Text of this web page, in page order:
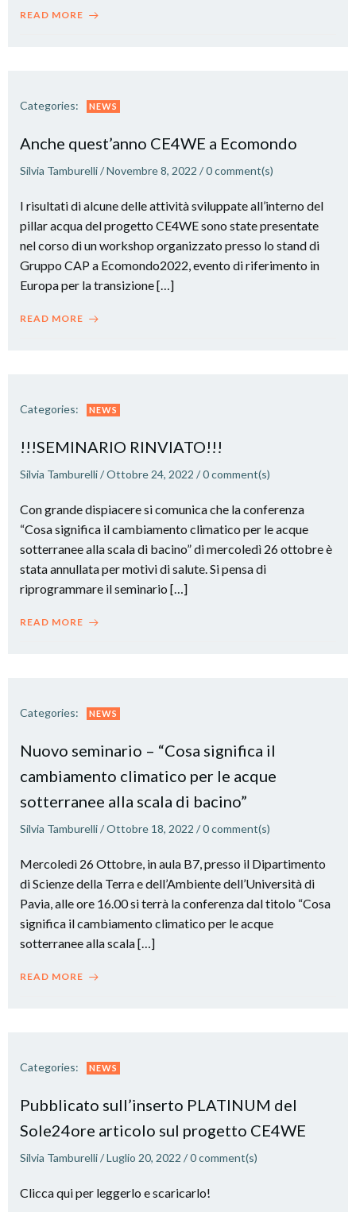
READ MORE
Categories: NEWS
Anche quest’anno CE4WE a Ecomondo
Silvia Tamburelli/Novembre 8, 2022 /0comment(s)
I risultati di alcune delle attività sviluppate all’interno del
pillar acqua del progetto CE4WE sono state presentate
nel corso di un workshop organizzato presso lo stand di
Gruppo CAP a Ecomondo2022, evento di riferimento in
Europa per la transizione […]
READ MORE
Categories: NEWS
!!!SEMINARIO RINVIATO!!!
Silvia Tamburelli/Ottobre 24, 2022 /0comment(s)
Con grande dispiacere si comunica che la conferenza
“Cosa significa il cambiamento climatico per le acque
sotterranee alla scala di bacino” di mercoledì 26 ottobre è
stata annullata per motivi di salute. Si pensa di
riprogrammare il seminario […]
READ MORE
Categories: NEWS
Nuovo seminario – “Cosa significa il
cambiamento climatico per le acque
sotterranee alla scala di bacino”
Silvia Tamburelli/Ottobre 18, 2022 /0comment(s)
Mercoledì 26 Ottobre, in aula B7, presso il Dipartimento
di Scienze della Terra e dell’Ambiente dell’Università di
Pavia, alle ore 16.00 si terrà la conferenza dal titolo “Cosa
significa il cambiamento climatico per le acque
sotterranee alla scala […]
READ MORE
Categories: NEWS
Pubblicato sull’inserto PLATINUM del
Sole24ore articolo sul progetto CE4WE
Silvia Tamburelli/Luglio 20, 2022 /0comment(s)
Clicca qui per leggerlo e scaricarlo!